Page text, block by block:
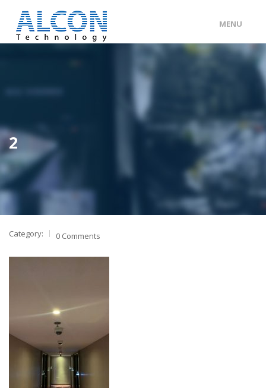
MENU
ENG / 中文
產品及服務
工程個案
聯絡我們
2
Category: 0 Comments